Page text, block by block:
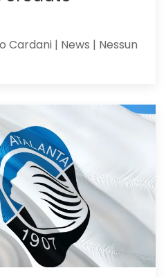
Cardani | News | Nessun